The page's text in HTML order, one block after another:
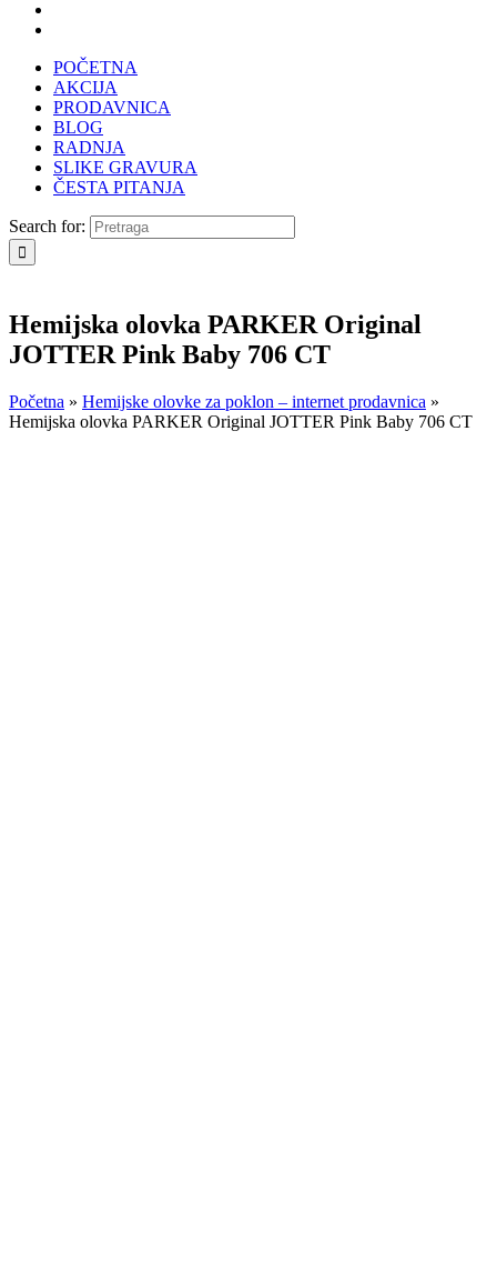
POČETNA
AKCIJA
PRODAVNICA
BLOG
RADNJA
SLIKE GRAVURA
ČESTA PITANJA
Search for:
Hemijska olovka PARKER Original
JOTTER Pink Baby 706 CT
Početna » Hemijske olovke za poklon – internet prodavnica »
Hemijska olovka PARKER Original JOTTER Pink Baby 706 CT